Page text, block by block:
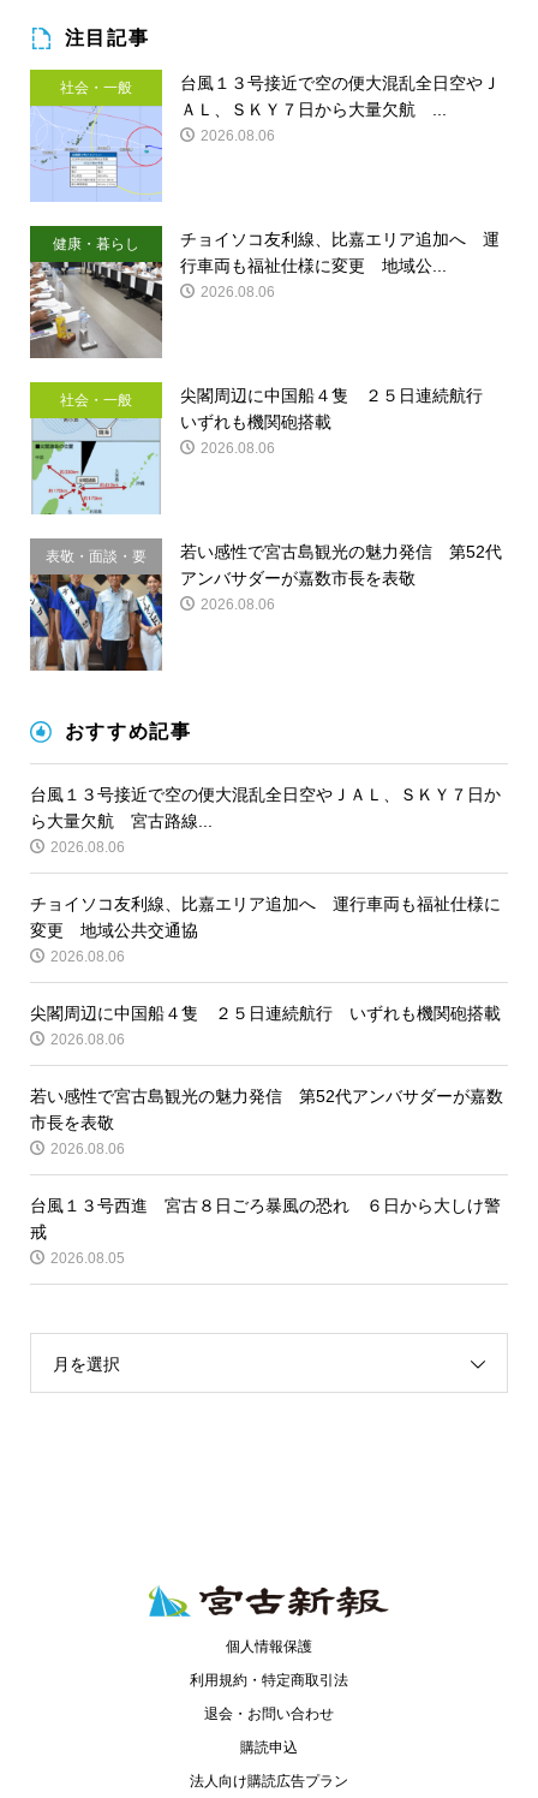
注目記事
社会・一般
台風１３号接近で空の便大混乱全日空やＪ
ＡＬ、ＳＫＹ７日から大量欠航 ...
2026.08.06
健康・暮らし
チョイソコ友利線、比嘉エリア追加へ 運
行車両も福祉仕様に変更 地域公...
2026.08.06
社会・一般
尖閣周辺に中国船４隻 ２５日連続航行
いずれも機関砲搭載
2026.08.06
表敬・面談・要
請
若い感性で宮古島観光の魅力発信 第52代
アンバサダーが嘉数市長を表敬
2026.08.06
おすすめ記事
台風１３号接近で空の便大混乱全日空やＪＡＬ、ＳＫＹ７日か
ら大量欠航 宮古路線...
2026.08.06
チョイソコ友利線、比嘉エリア追加へ 運行車両も福祉仕様に
変更 地域公共交通協
2026.08.06
尖閣周辺に中国船４隻 ２５日連続航行 いずれも機関砲搭載
2026.08.06
若い感性で宮古島観光の魅力発信 第52代アンバサダーが嘉数
市長を表敬
2026.08.06
台風１３号西進 宮古８日ごろ暴風の恐れ ６日から大しけ警
戒
2026.08.05
月を選択
個人情報保護
利用規約・特定商取引法
退会・お問い合わせ
購読申込
法人向け購読広告プラン